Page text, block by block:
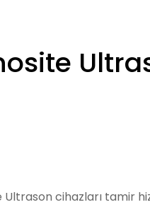
Ultrason cihazları tamir